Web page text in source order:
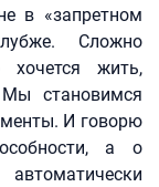
в «запретном
Сложно
хочется жить,
становимся
И говорю
а о